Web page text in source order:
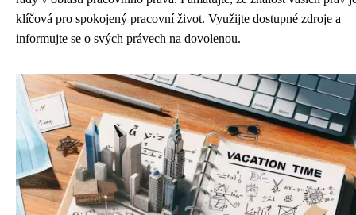
klíčová pro spokojený pracovní život. Využijte dostupné zdroje a
informujte se o svých právech na dovolenou.